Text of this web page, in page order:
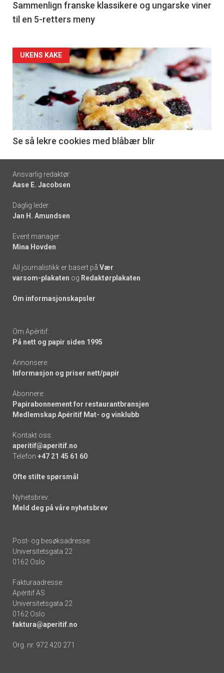
5
Sammenlign franske klassikere og ungarske viner
til en 5-retters meny
Forsiden
akkurat
nå
6
UKENS KAKE
Se så lekre cookies med blåbær blir
Footer
-
links
Ansvarlig redaktør:
Aase E. Jacobsen
Daglig leder:
Jan H. Amundsen
Event manager:
Mina Hovden
All journalistikk er basert på Vær
varsom-plakaten og Redaktørplakaten
Om informasjonskapsler
Om Apéritif:
På nett og papir siden 1995
Annonsere:
Informasjon og priser nett/papir
Abonnere:
Papirabonnement for restaurantbransjen
Medlemskap Apéritif Mat- og vinklubb
Kontakt oss:
aperitif@aperitif.no
Telefon +47 21 45 61 60
Ofte stilte spørsmål
Nyhetsbrev:
Meld deg på våre nyhetsbrev
Post- og besøksadresse:
Universitetsgata 22
0162 Oslo
Fakturaadresse:
Apéritif AS
Universitetsgata 22
0162 Oslo
faktura@aperitif.no
Org. nr. 972 420 271